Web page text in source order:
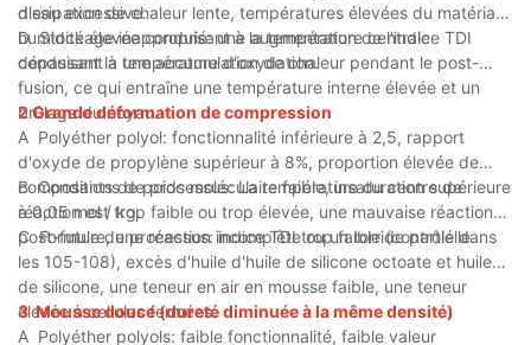
d'eau excessive.
dissipation de chaleur lente, températures élevées du matériau,
humidité élevée conduisant à la température centrale
dépassant la température d'oxydation.
DStockage inapproprié: une augmentation de l'indice TDI
conduisant à une accumulation de chaleur pendant le post-
fusion, ce qui entraîne une température interne élevée et un
brûlage du noyau.
2 Grande déformation de compression
A Polyéther polyol: fonctionnalité inférieure à 2,5, rapport
d'oxyde de propylène supérieur à 8%, proportion élevée de
composants de poids moléculaire faible, insaturation supérieure
à 0,05 mol / kg.
BConditions de processus: La température du centre de
réaction est trop faible ou trop élevée, une mauvaise réaction
post-future, une réaction incomplète ou un torride partielle.
CFormule de processus: indice TDI trop faible (contrôlé dans
les 105-108), excès d'huile d'huile de silicone octoate et huile
de silicone, une teneur en air en mousse faible, une teneur
élevée à cellules fermées.
3Mousse douce (dureté diminuée à la même densité)
A Polyéther polyols: faible fonctionnalité, faible valeur